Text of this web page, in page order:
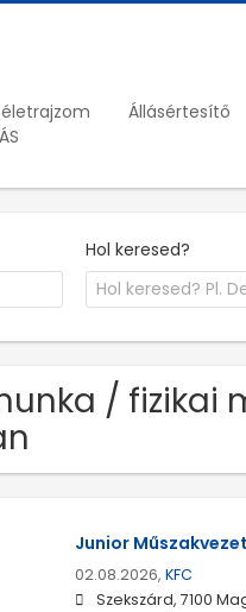
Állásértesítő
Hol keresed?
/ fizikai
Junior
02.08.2026, KFC
Szekszárd, 7100